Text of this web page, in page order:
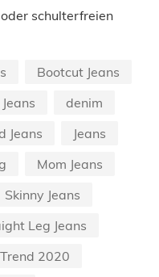
schulterfreien
Bootcut Jeans
denim
Jeans
Jeans
Mom Jeans
Skinny Jeans
Leg Jeans
Trend 2020